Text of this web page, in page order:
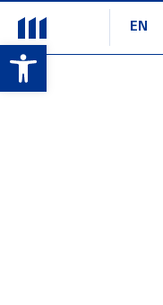
Open toolbar
EN